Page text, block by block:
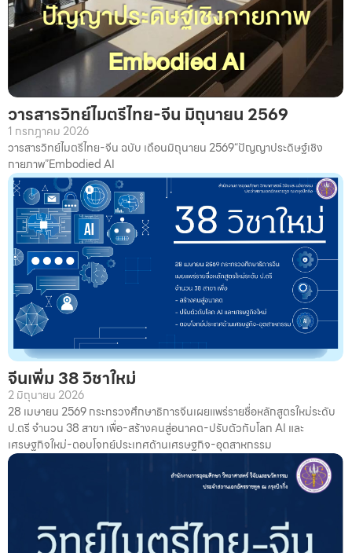
วารสารวิทย์ไมตรีไทย-จีน มิถุนายน 2569
1 กรกฎาคม 2026
วารสารวิทย์ไมตรีไทย-จีน ฉบับ เดือนมิถุนายน 2569“ปัญญาประดิษฐ์เชิง
กายภาพ”Embodied AI
จีนเพิ่ม 38 วิชาใหม่
2 มิถุนายน 2026
28 เมษายน 2569 กระทรวงศึกษาธิการจีนเผยแพร่รายชื่อหลักสูตรใหม่ระดับ
ป.ตรี จำนวน 38 สาขา เพื่อ-สร้างคนสู่อนาคต-ปรับตัวกับโลก AI และ
เศรษฐกิจใหม่-ตอบโจทย์ประเทศด้านเศรษฐกิจ-อุตสาหกรรม